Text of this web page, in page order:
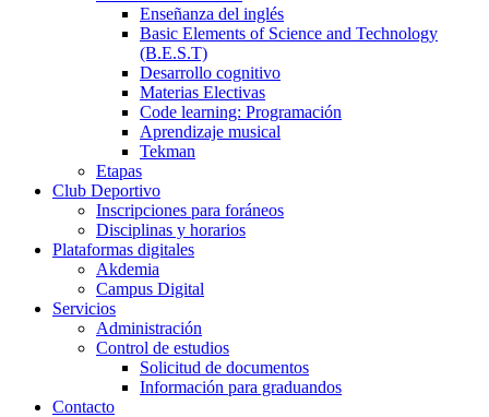
Enseñanza del inglés
Basic Elements of Science and Technology
(B.E.S.T)
Desarrollo cognitivo
Materias Electivas
Code learning: Programación
Aprendizaje musical
Tekman
Etapas
Club Deportivo
Inscripciones para foráneos
Disciplinas y horarios
Plataformas digitales
Akdemia
Campus Digital
Servicios
Administración
Control de estudios
Solicitud de documentos
Información para graduandos
Contacto